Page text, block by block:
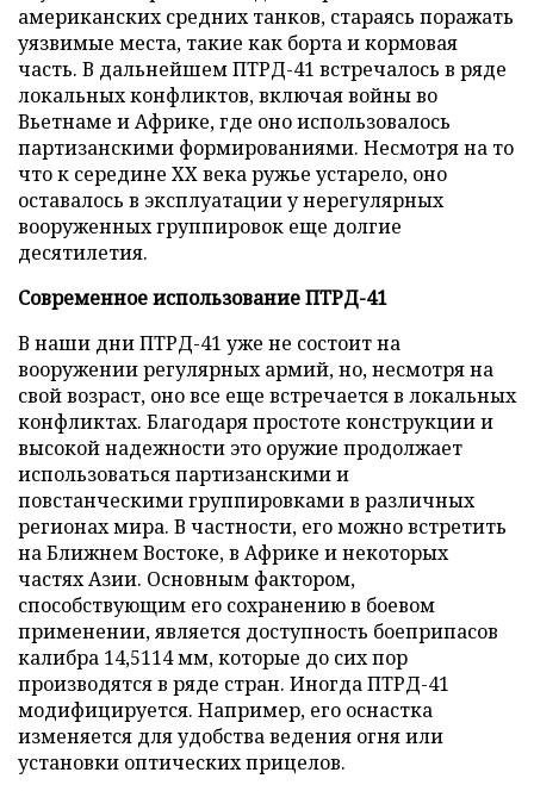
американских средних танков, стараясь поражать
уязвимые места, такие как борта и кормовая
часть. В дальнейшем ПТРД-41 встречалось в ряде
локальных конфликтов, включая войны во
Вьетнаме и Африке, где оно использовалось
партизанскими формированиями. Несмотря на то
что к середине XX века ружье устарело, оно
оставалось в эксплуатации у нерегулярных
вооруженных группировок еще долгие
десятилетия.
Современное использование ПТРД-41
В наши дни ПТРД-41 уже не состоит на
вооружении регулярных армий, но, несмотря на
свой возраст, оно все еще встречается в локальных
конфликтах. Благодаря простоте конструкции и
высокой надежности это оружие продолжает
использоваться партизанскими и
повстанческими группировками в различных
регионах мира. В частности, его можно встретить
на Ближнем Востоке, в Африке и некоторых
частях Азии. Основным фактором,
способствующим его сохранению в боевом
применении, является доступность боеприпасов
калибра 14,5114 мм, которые до сих пор
производятся в ряде стран. Иногда ПТРД-41
модифицируется. Например, его оснастка
изменяется для удобства ведения огня или
установки оптических прицелов.